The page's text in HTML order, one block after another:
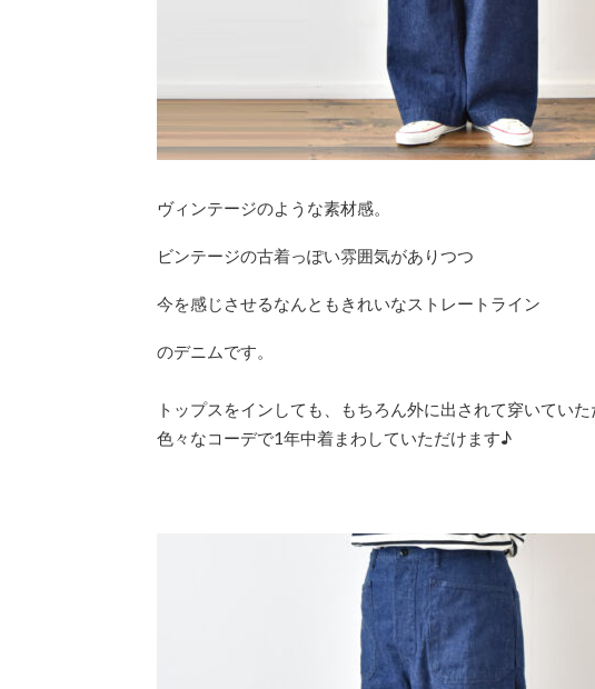
ヴィンテージのような素材感。
ビンテージの古着っぽい雰囲気がありつつ
今を感じさせるなんともきれいなストレートライン
のデニムです。
トップスをインしても、もちろん外に出されて穿いてい
色々なコーデで1年中着まわしていただけます♪